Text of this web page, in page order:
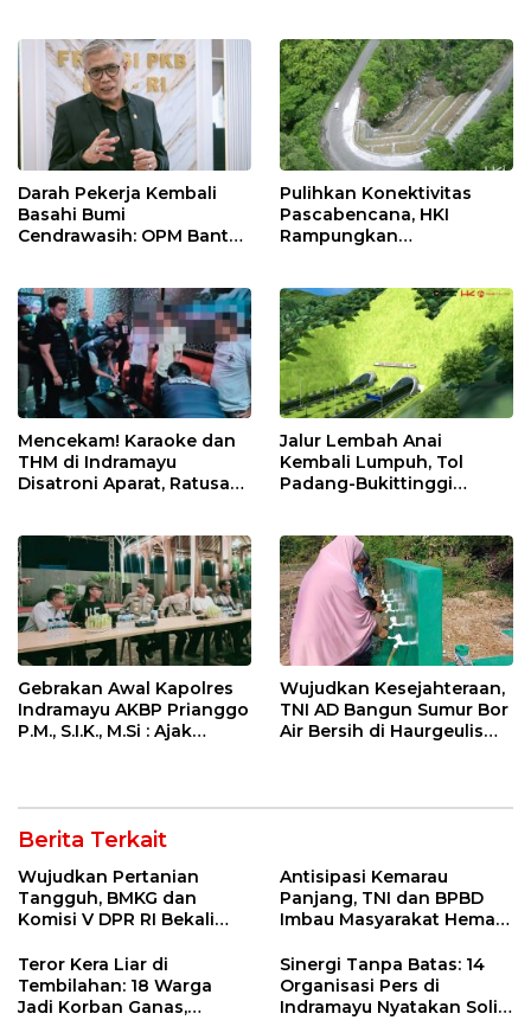
Rutin dan Edukasi
Perawatan Gigi
Darah Pekerja Kembali
Basahi Bumi
Cendrawasih: OPM Bantai
Pulihkan Konektivitas
Pascabencana, HKI
Rampungkan
Mencekam! Karaoke dan
THM di Indramayu
Disatroni Aparat, Ratusan
Jalur Lembah Anai
Kembali Lumpuh, Tol
Padang-Bukittinggi
Gebrakan Awal Kapolres
Indramayu AKBP Prianggo
P.M., S.I.K., M.Si : Ajak
Wujudkan Kesejahteraan,
TNI AD Bangun Sumur Bor
Air Bersih di Haurgeulis
Berita Terkait
Wujudkan Pertanian
Tangguh, BMKG dan
Komisi V DPR RI Bekali
Sekolah Lapang Iklim
Antisipasi Kemarau
Panjang, TNI dan BPBD
Imbau Masyarakat Hemat
Kebakaran
Teror Kera Liar di
Tembilahan: 18 Warga
Jadi Korban Ganas,
Sinergi Tanpa Batas: 14
Organisasi Pers di
Indramayu Nyatakan Solid